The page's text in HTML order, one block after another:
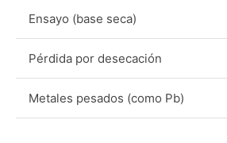
Ensayo (base seca)
Pérdida por desecación
Metales pesados (como Pb)